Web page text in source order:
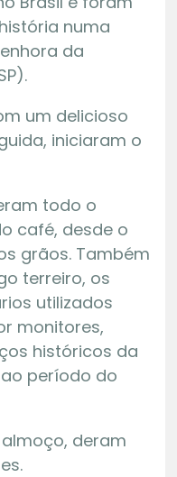
numa
da
um delicioso
iniciaram o
todo o
café, desde o
grãos. Também
terreiro, os
utilizados
monitores,
históricos da
período do
deram